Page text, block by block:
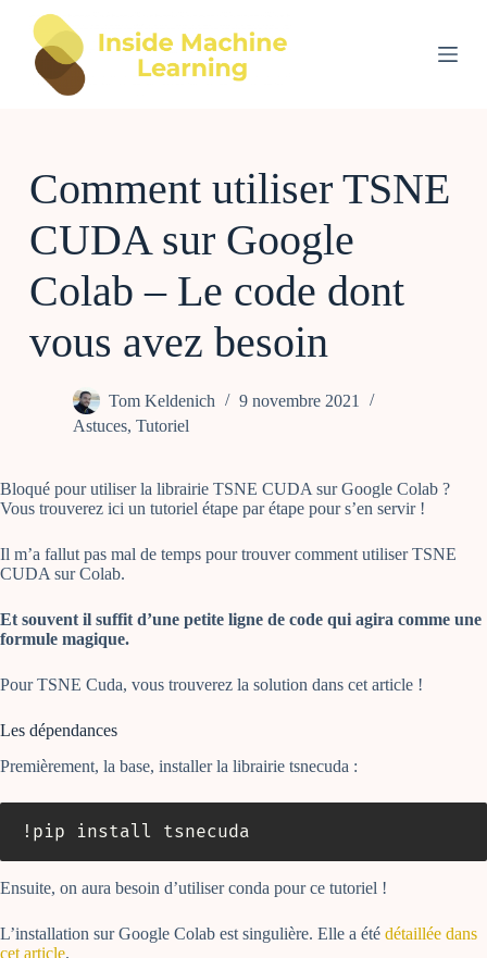
Comment utiliser TSNE
CUDA sur Google
Colab – Le code dont
vous avez besoin
Tom Keldenich
9 novembre 2021
Astuces, Tutoriel
Bloqué pour utiliser la librairie TSNE CUDA sur Google Colab ?
Vous trouverez ici un tutoriel étape par étape pour s’en servir !
Il m’a fallut pas mal de temps pour trouver comment utiliser TSNE
CUDA sur Colab.
Et souvent il suffit d’une petite ligne de code qui agira comme une
formule magique.
Pour TSNE Cuda, vous trouverez la solution dans cet article !
Les dépendances
Premièrement, la base, installer la librairie tsnecuda :
!pip install tsnecuda
Ensuite, on aura besoin d’utiliser conda pour ce tutoriel !
L’installation sur Google Colab est singulière. Elle a été détaillée dans
cet article.